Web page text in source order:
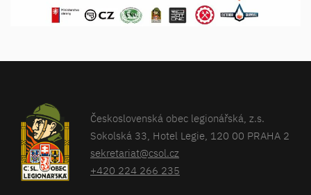
Československá obec legionářská, z.s.
Sokolská 33, Hotel Legie, 120 00 PRAHA 2
sekretariat@csol.cz
+420 224 266 235